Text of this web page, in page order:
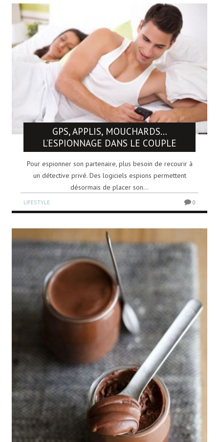
GPS, APPLIS, MOUCHARDS…
L’ESPIONNAGE DANS LE COUPLE
Pour espionner son partenaire, plus besoin de recourir à
un détective privé. Des logiciels espions permettent
désormais de placer son...
LIFESTYLE 0